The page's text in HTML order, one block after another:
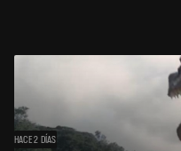
HACE 2 DÍAS